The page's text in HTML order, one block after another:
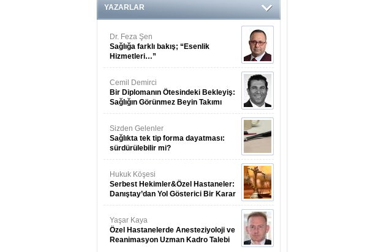
YAZARLAR
Dr. Feza Şen
Sağlığa farklı bakış; “Esenlik
Hizmetleri…”
Cemil Demirci
Bir Diplomanın Ötesindeki Bekleyiş:
Sağlığın Görünmez Beyin Takımı
Sizden Gelenler
Sağlıkta tek tip forma dayatması:
sürdürülebilir mi?
Hukuk Köşesi
Serbest Hekimler&Özel Hastaneler:
Danıştay’dan Yol Gösterici Bir Karar
Yaşar Kaya
Özel Hastanelerde Anesteziyoloji ve
Reanimasyon Uzman Kadro Talebi